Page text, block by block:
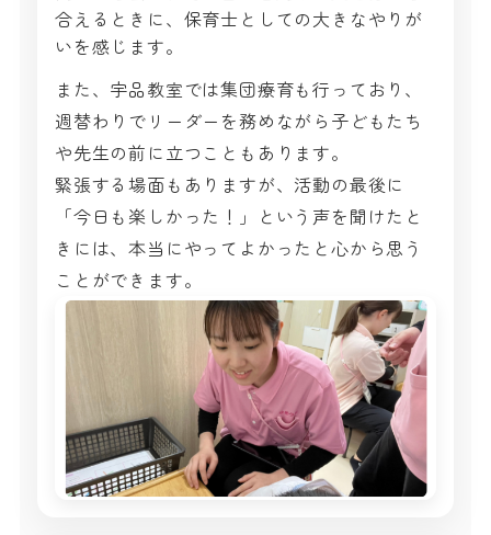
合えるときに、保育士としての大きなやりが
いを感じます。
また、宇品教室では集団療育も行っており、
週替わりでリーダーを務めながら子どもたち
や先生の前に立つこともあります。
緊張する場面もありますが、活動の最後に
「今日も楽しかった！」という声を聞けたと
きには、本当にやってよかったと心から思う
ことができます。